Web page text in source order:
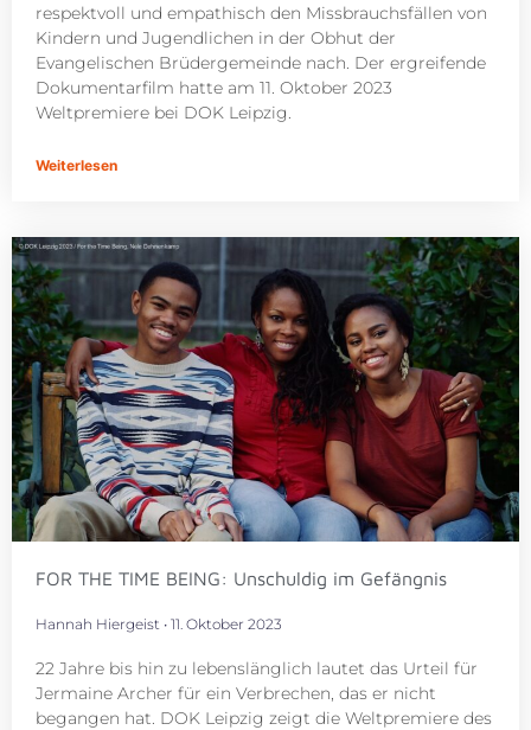
respektvoll und empathisch den Missbrauchsfällen von
Kindern und Jugendlichen in der Obhut der
Evangelischen Brüdergemeinde nach. Der ergreifende
Dokumentarfilm hatte am 11. Oktober 2023
Weltpremiere bei DOK Leipzig.
Weiterlesen
FOR THE TIME BEING: Unschuldig im Gefängnis
Hannah Hiergeist 11. Oktober 2023
22 Jahre bis hin zu lebenslänglich lautet das Urteil für
Jermaine Archer für ein Verbrechen, das er nicht
begangen hat. DOK Leipzig zeigt die Weltpremiere des